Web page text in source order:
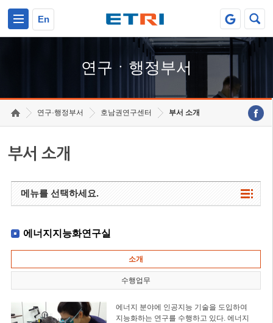
En
연구ㆍ행정부서
연구·행정부서 호남권연구센터 부서 소개
부서 소개
메뉴를 선택하세요.
에너지지능화연구실
소개
수행업무
에너지 분야에 인공지능 기술을 도입하여
지능화하는 연구를 수행하고 있다. 에너지